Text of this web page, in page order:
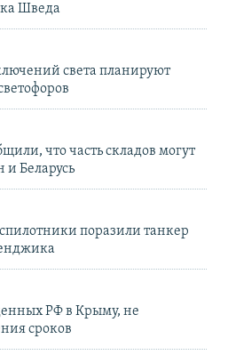
Шведа
света планируют
что часть складов могут
и Беларусь
поразили танкер
РФ в Крыму, не
сроков